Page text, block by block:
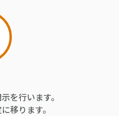
を行います。
移ります。